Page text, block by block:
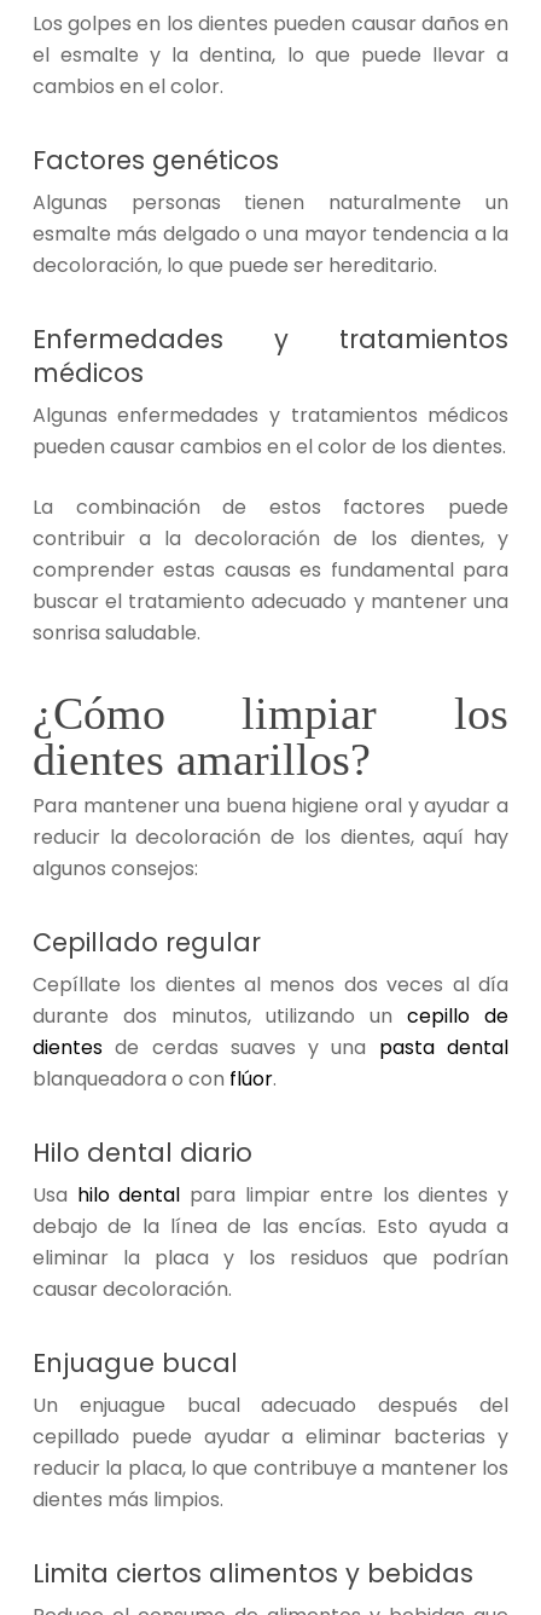
Los golpes en los dientes pueden causar daños en
el esmalte y la dentina, lo que puede llevar a
cambios en el color.
Factores genéticos
Algunas personas tienen naturalmente un
esmalte más delgado o una mayor tendencia a la
decoloración, lo que puede ser hereditario.
Enfermedades y tratamientos
médicos
Algunas enfermedades y tratamientos médicos
pueden causar cambios en el color de los dientes.
La combinación de estos factores puede
contribuir a la decoloración de los dientes, y
comprender estas causas es fundamental para
buscar el tratamiento adecuado y mantener una
sonrisa saludable.
¿Cómo limpiar los
dientes amarillos?
Para mantener una buena higiene oral y ayudar a
reducir la decoloración de los dientes, aquí hay
algunos consejos:
Cepillado regular
Cepíllate los dientes al menos dos veces al día
durante dos minutos, utilizando uncepillo de
dientesde cerdas suaves y una pasta dental
blanqueadora o con flúor.
Hilo dental diario
Usa hilo dental para limpiar entre los dientes y
debajo de la línea de las encías. Esto ayuda a
eliminar la placa y los residuos que podrían
causar decoloración.
Enjuague bucal
Un enjuague bucal adecuado después del
cepillado puede ayudar a eliminar bacterias y
reducir la placa, lo que contribuye a mantener los
dientes más limpios.
Limita ciertos alimentos y bebidas